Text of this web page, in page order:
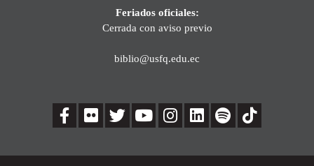
Feriados oficiales:
Cerrada con aviso previo
biblio@usfq.edu.ec